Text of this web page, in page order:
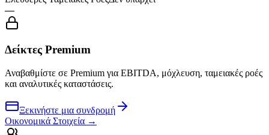
—
Δείκτες Premium
Αναβαθμίστε σε Premium για EBITDA, μόχλευση, ταμειακές ροές
και αναλυτικές καταστάσεις.
Ξεκινήστε μια συνδρομή
Οικονομικά Στοιχεία →